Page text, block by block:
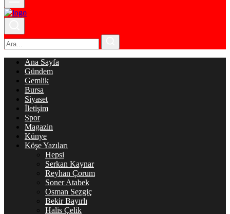
Ana Sayfa
Gündem
Gemlik
Bursa
Siyaset
İletişim
Spor
Magazin
Künye
Köşe Yazıları
Hepsi
Serkan Kaynar
Reyhan Çorum
Soner Atabek
Osman Sezgiç
Bekir Bayırlı
Halis Çelik